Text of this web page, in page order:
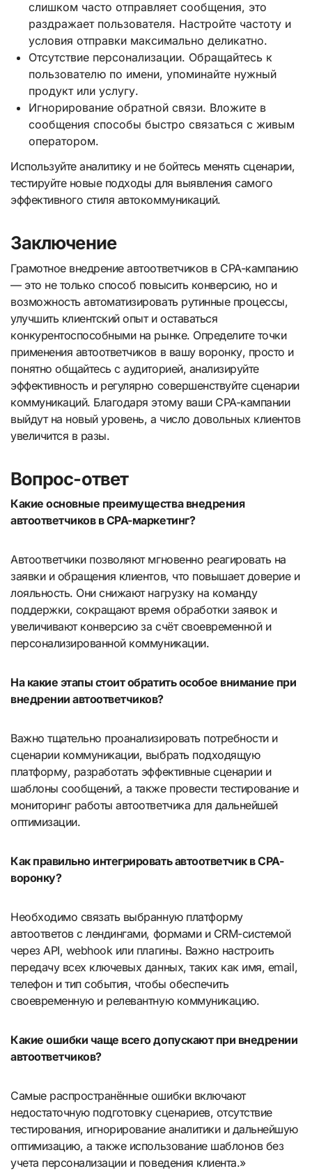
слишком часто отправляет сообщения, это
раздражает пользователя. Настройте частоту и
условия отправки максимально деликатно.
Отсутствие персонализации. Обращайтесь к
пользователю по имени, упоминайте нужный
продукт или услугу.
Игнорирование обратной связи. Вложите в
сообщения способы быстро связаться с живым
оператором.
Используйте аналитику и не бойтесь менять сценарии,
тестируйте новые подходы для выявления самого
эффективного стиля автокоммуникаций.
Заключение
Грамотное внедрение автоответчиков в CPA-кампанию
— это не только способ повысить конверсию, но и
возможность автоматизировать рутинные процессы,
улучшить клиентский опыт и оставаться
конкурентоспособными на рынке. Определите точки
применения автоответчиков в вашу воронку, просто и
понятно общайтесь с аудиторией, анализируйте
эффективность и регулярно совершенствуйте сценарии
коммуникаций. Благодаря этому ваши CPA-кампании
выйдут на новый уровень, а число довольных клиентов
увеличится в разы.
Вопрос-ответ
Какие основные преимущества внедрения
автоответчиков в CPA-маркетинг?
Автоответчики позволяют мгновенно реагировать на
заявки и обращения клиентов, что повышает доверие и
лояльность. Они снижают нагрузку на команду
поддержки, сокращают время обработки заявок и
увеличивают конверсию за счёт своевременной и
персонализированной коммуникации.
На какие этапы стоит обратить особое внимание при
внедрении автоответчиков?
Важно тщательно проанализировать потребности и
сценарии коммуникации, выбрать подходящую
платформу, разработать эффективные сценарии и
шаблоны сообщений, а также провести тестирование и
мониторинг работы автоответчика для дальнейшей
оптимизации.
Как правильно интегрировать автоответчик в CPA-
воронку?
Необходимо связать выбранную платформу
автоответов с лендингами, формами и CRM-системой
через API, webhook или плагины. Важно настроить
передачу всех ключевых данных, таких как имя, email,
телефон и тип события, чтобы обеспечить
своевременную и релевантную коммуникацию.
Какие ошибки чаще всего допускают при внедрении
автоответчиков?
Самые распространённые ошибки включают
недостаточную подготовку сценариев, отсутствие
тестирования, игнорирование аналитики и дальнейшую
оптимизацию, а также использование шаблонов без
учета персонализации и поведения клиента.»